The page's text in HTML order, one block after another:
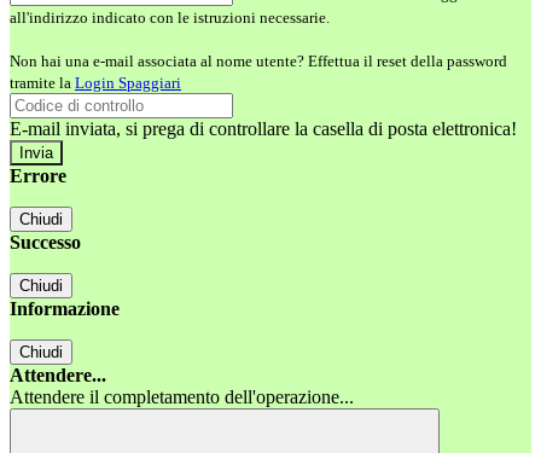
all'indirizzo indicato con le istruzioni necessarie.
Non hai una e-mail associata al nome utente? Effettua il reset della password
tramite la Login Spaggiari
E-mail inviata, si prega di controllare la casella di posta elettronica!
Errore
Chiudi
Successo
Chiudi
Informazione
Chiudi
Attendere...
Attendere il completamento dell'operazione...